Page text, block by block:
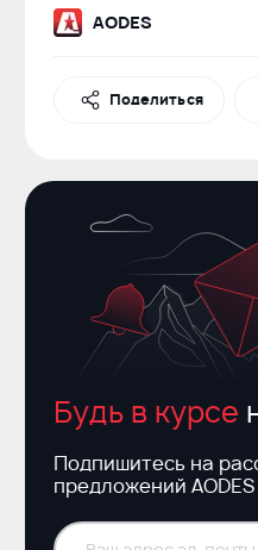
AODES
Поделиться
Поделиться
Будь в курсе
Подпишитесь на
предложений AODES